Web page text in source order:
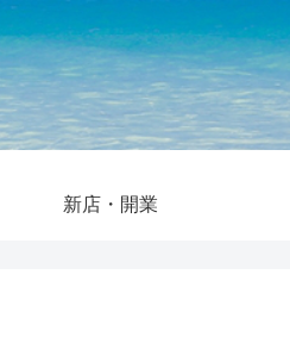
新店・開業